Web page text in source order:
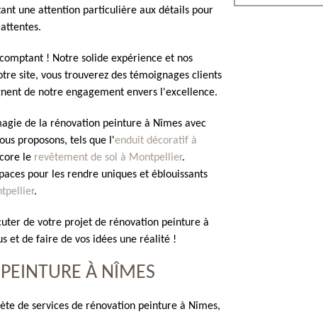
une attention particulière aux détails pour
! Notre solide expérience et nos
site, vous trouverez des témoignages clients
de notre engagement envers l'excellence.
de la rénovation peinture à Nîmes avec
proposons, tels que l'enduit décoratif à
le revêtement de sol à Montpellier.
pour les rendre uniques et éblouissants
.
de votre projet de rénovation peinture à
et de faire de vos idées une réalité !
À NÎMES
de services de rénovation peinture à Nîmes,